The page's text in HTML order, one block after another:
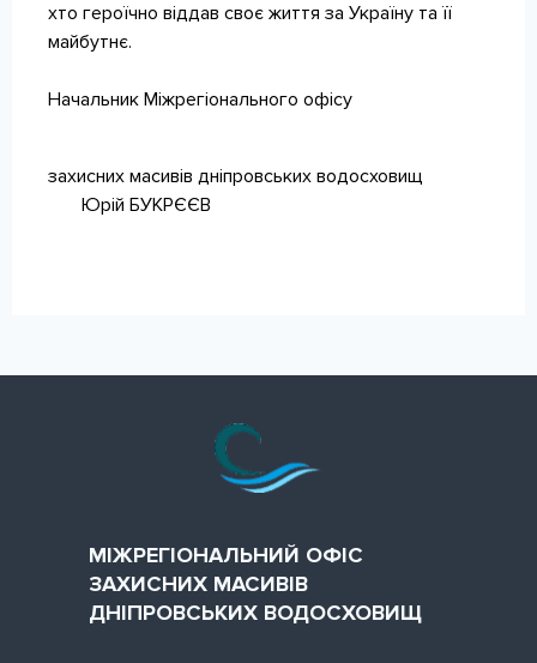
хто героїчно віддав своє життя за Україну та її
майбутнє.
Начальник Міжрегіонального офісу
захисних масивів дніпровських водосховищ
Юрій БУКРЄЄВ
МІЖРЕГІОНАЛЬНИЙ ОФІС
ЗАХИСНИХ МАСИВІВ
ДНІПРОВСЬКИХ ВОДОСХОВИЩ